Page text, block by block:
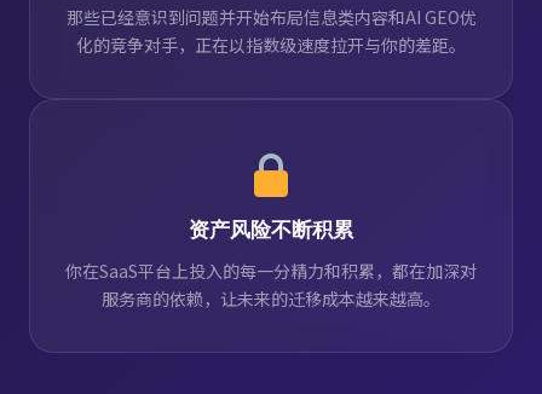
那些已经意识到问题并开始布局信息类内容和AI GEO优
化的竞争对手，正在以指数级速度拉开与你的差距。
资产风险不断积累
你在SaaS平台上投入的每一分精力和积累，都在加深对
服务商的依赖，让未来的迁移成本越来越高。